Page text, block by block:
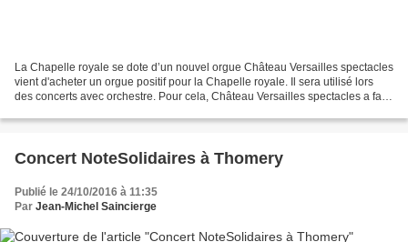
La Chapelle royale se dote d’un nouvel orgue Château Versailles spectacles
vient d'acheter un orgue positif pour la Chapelle royale. Il sera utilisé lors
des concerts avec orchestre. Pour cela, Château Versailles spectacles a fait
Concert NoteSolidaires à Thomery
Publié le 24/10/2016 à 11:35
Par Jean-Michel Saincierge